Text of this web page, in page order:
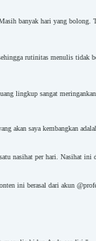
banyak hari yang bolong.
rutinitas menulis tidak
lingkup sangat
akan saya kembangkan
nasihat per hari. Nasihat ini
ini berasal dari akun